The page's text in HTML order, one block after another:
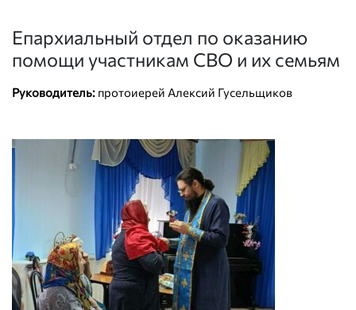
Епархиальный отдел по оказанию
помощи участникам СВО и их семьям
Руководитель: протоиерей Алексий Гусельщиков